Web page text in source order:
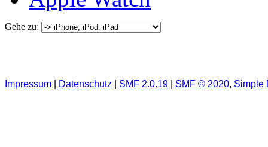
Gehe zu:
Impressum Datenschutz SMF 2.0.19 SMF © 2020, Simple